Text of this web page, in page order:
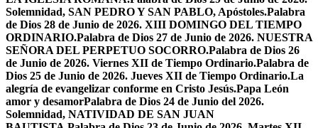
Solemnidad, SAN PEDRO Y SAN PABLO, Apóstoles.Palabra
de Dios 28 de Junio de 2026. XIII DOMINGO DEL TIEMPO
ORDINARIO.Palabra de Dios 27 de Junio de 2026. NUESTRA
SEÑORA DEL PERPETUO SOCORRO.Palabra de Dios 26
de Junio de 2026. Viernes XII de Tiempo Ordinario.Palabra de
Dios 25 de Junio de 2026. Jueves XII de Tiempo Ordinario.La
alegría de evangelizar conforme en Cristo Jesús.Papa León
amor y desamorPalabra de Dios 24 de Junio del 2026.
Solemnidad, NATIVIDAD DE SAN JUAN